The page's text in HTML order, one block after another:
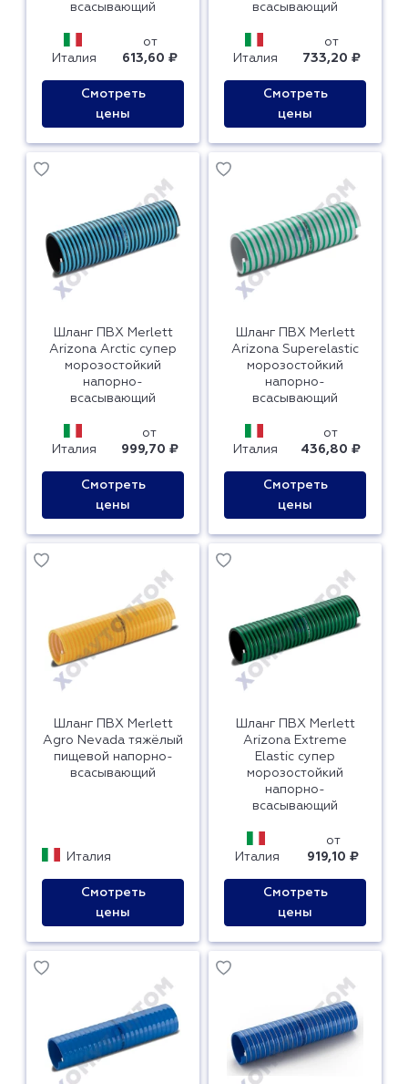
всасывающий
Италия
от
613,60 ₽
Смотреть
цены
всасывающий
Италия
от
733,20 ₽
Смотреть
цены
Шланг ПВХ Merlett
Arizona Arctic супер
морозостойкий
напорно-
всасывающий
Италия
от
999,70 ₽
Смотреть
цены
Шланг ПВХ Merlett
Arizona Superelastic
морозостойкий
напорно-
всасывающий
Италия
от
436,80 ₽
Смотреть
цены
Шланг ПВХ Merlett
Agro Nevada тяжёлый
пищевой напорно-
всасывающий
Италия
Смотреть
цены
Шланг ПВХ Merlett
Arizona Extreme
Elastic супер
морозостойкий
напорно-
всасывающий
Италия
от
919,10 ₽
Смотреть
цены